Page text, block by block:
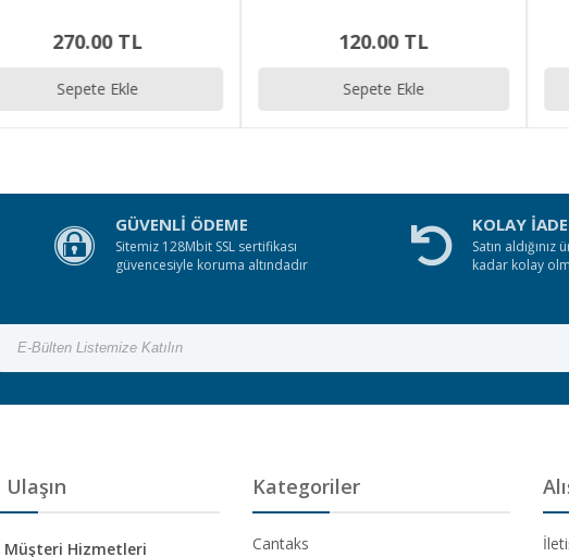
270.00 TL
Sepete Ekle
120.00 TL
Sepete Ekle
GÜVENLİ ÖDEME
Sitemiz 128Mbit SSL sertifikası
güvencesiyle koruma altındadır
KOLAY İADE
Satın
kadar kolay
Ulaşın
Müşteri Hizmetleri
Kategoriler
Cantaks